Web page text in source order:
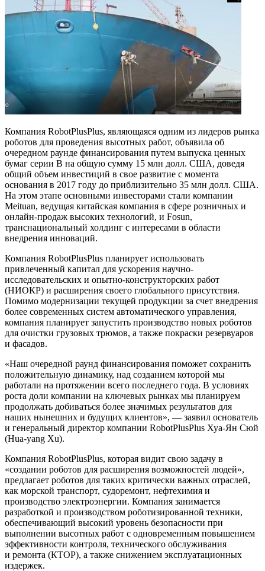
Компания RobotPlusPlus, являющаяся одним из лидеров рынка
роботов для проведения высотных работ, объявила об
очередном раунде финансирования путем выпуска ценных
бумаг серии B на общую сумму 15 млн долл. США, доведя
общий объем инвестиций в свое развитие с момента
основания в 2017 году до приблизительно 35 млн долл. США.
На этом этапе основными инвесторами стали компании
Meituan, ведущая китайская компания в сфере розничных и
онлайн-продаж высоких технологий, и Fosun,
транснациональный холдинг с интересами в области
внедрения инноваций.
Компания RobotPlusPlus планирует использовать
привлеченный капитал для ускорения научно-
исследовательских и опытно-конструкторских работ
(НИОКР) и расширения своего глобального присутствия.
Помимо модернизации текущей продукции за счет внедрения
более современных систем автоматического управления,
компания планирует запустить производство новых роботов
для очистки грузовых трюмов, а также покраски резервуаров
и фасадов.
«Наш очередной раунд финансирования поможет сохранить
положительную динамику, над созданием которой мы
работали на протяжении всего последнего года. В условиях
роста доли компании на ключевых рынках мы планируем
продолжать добиваться более значимых результатов для
наших нынешних и будущих клиентов», — заявил основатель
и генеральный директор компании RobotPlusPlus Хуа-Ян Сюй
(Hua-yang Xu).
Компания RobotPlusPlus, которая видит свою задачу в
«создании роботов для расширения возможностей людей»,
предлагает роботов для таких критически важных отраслей,
как морской транспорт, судоремонт, нефтехимия и
производство электроэнергии. Компания занимается
разработкой и производством роботизированной техники,
обеспечивающий высокий уровень безопасности при
выполнении высотных работ с одновременным повышением
эффективности контроля, технического обслуживания
и ремонта (КТОР), а также снижением эксплуатационных
издержек.